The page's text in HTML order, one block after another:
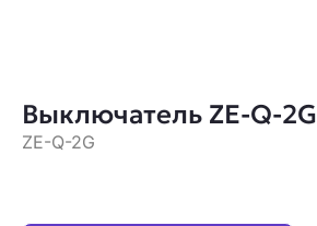
Выключатель ZE-Q-2G
ZE-Q-2G